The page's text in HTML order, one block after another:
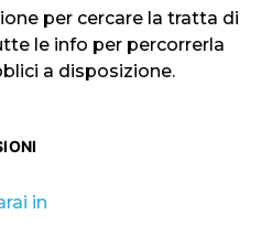
per cercare la tratta di
le info per percorrerla
a disposizione.